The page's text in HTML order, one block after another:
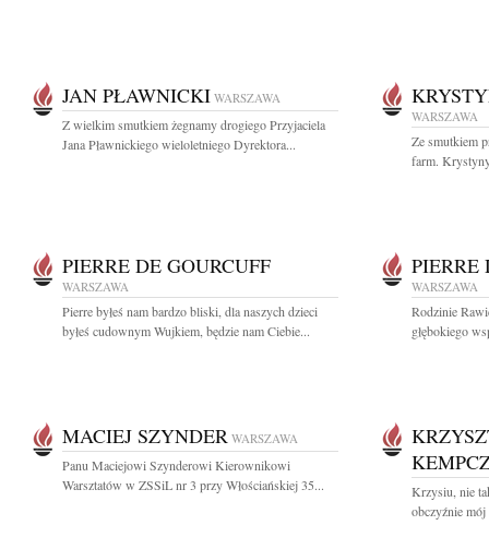
JAN PŁAWNICKI WARSZAWA
Z wielkim smutkiem żegnamy drogiego Przyjaciela
Jana Pławnickiego wieloletniego Dyrektora...
WARSZAWA
Ze smutkiem
farm.
PIERRE DE GOURCUFF
WARSZAWA
Pierre byłeś nam bardzo bliski, dla naszych dzieci
byłeś cudownym Wujkiem, będzie nam Ciebie...
PIERRE
WARSZAWA
Rodzinie
głębokiego
MACIEJ SZYNDER WARSZAWA
Panu Maciejowi Szynderowi Kierownikowi
Warsztatów w ZSSiL nr 3 przy Włościańskiej 35...
Krzysiu, nie
obczyźnie